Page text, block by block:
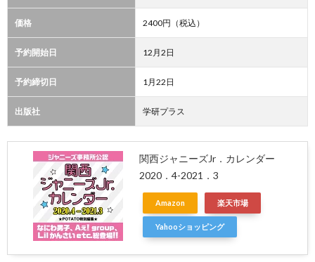
価格 2400円（税込）
予約開始日 12月2日
予約締切日 1月22日
出版社 学研プラス
関西ジャニーズJr．カレンダー
2020．4-2021．3
Amazon 楽天市場
Yahooショッピング